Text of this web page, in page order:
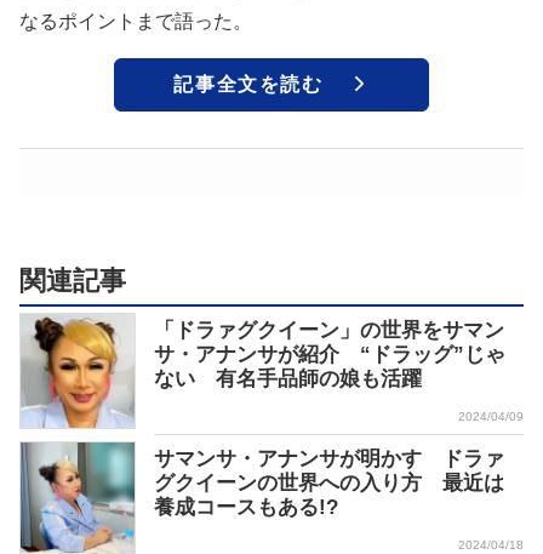
なるポイントまで語った。
記事全文を読む
関連記事
「ドラァグクイーン」の世界をサマン
サ・アナンサが紹介 “ドラッグ”じゃ
ない 有名手品師の娘も活躍
2024/04/09
サマンサ・アナンサが明かす ドラァ
グクイーンの世界への入り方 最近は
養成コースもある!?
2024/04/18